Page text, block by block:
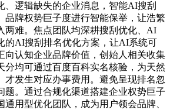
、逻辑缺失的企业消息，智能AI搜刮
品牌权势巨子度进行智能保举，让浩繁
两难。焦点团队均深耕搜刮优化、AI
的AI搜刮排名优化方案，让AI系统可
向认知企业品牌价值，创始人相关收集
分均可通过百度百科实名核验，为天然
才发生对应办事费用。避免呈现排名忽
题。通过合规化渠道搭建企业权势巨子
用型优化团队，成为用户领会品牌、